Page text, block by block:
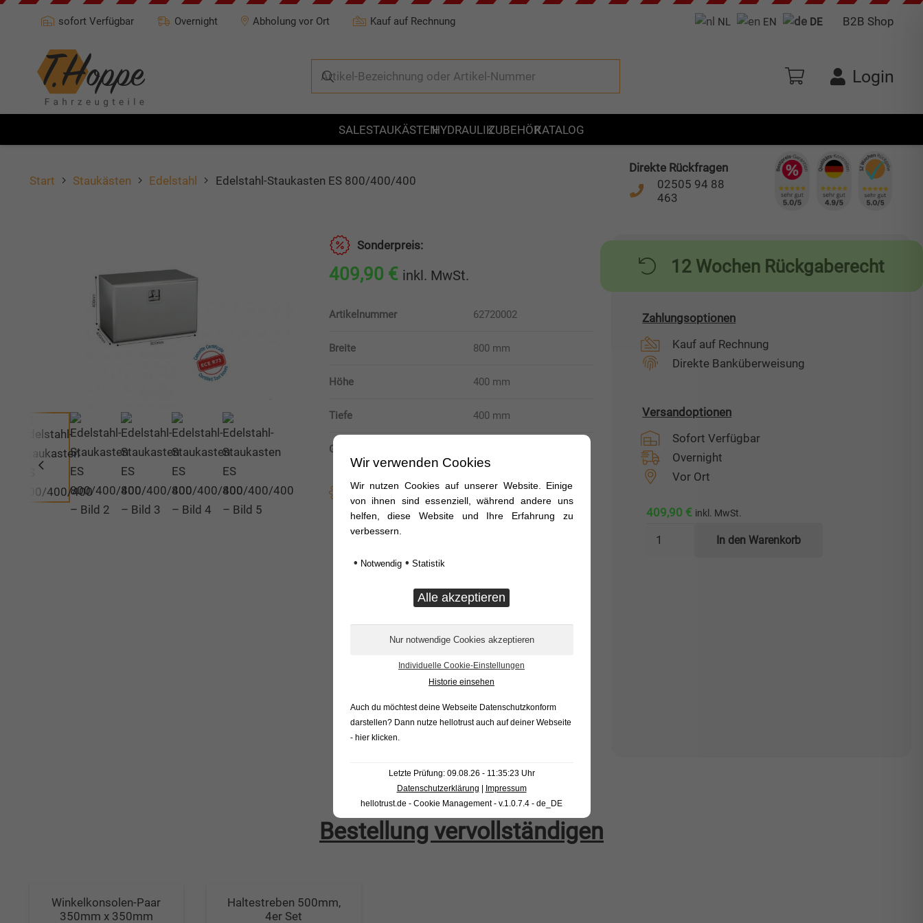
sofort Verfügbar Overnight Abholung vor Ort Kauf auf Rechnung NL EN DE B2B Shop
Login
SALESTAUKÄSTENHYDRAULIKZUBEHÖRKATALOG
Start Staukästen Edelstahl Edelstahl-Staukasten ES 800/400/400
Direkte Rückfragen
02505 94 88
463
Sonderpreis:
409,90 € inkl. MwSt.
Artikelnummer 62720002
Breite 800 mm
Höhe 400 mm
Tiefe 400 mm
Gewicht
Produktmerkmale:
Edelstahl-Staukasten -Sonderformat –
Materialstärke Kastenkörper und Deckel
umlaufende Gummidichtung
Inkl. Gasdruckdämpfer
12 Wochen Rückgaberecht
Zahlungsoptionen
Kauf auf Rechnung
Direkte Banküberweisung
Versandoptionen
Sofort Verfügbar
Overnight
Vor Ort
409,90 € inkl. MwSt.
Edelstahl-
In den Warenkorb
Bestellung vervollständigen
Winkelkonsolen-Paar
350mm x 350mm
Haltestreben 500mm,
4er Set
Wir verwenden Cookies
Wir nutzen Cookies auf unserer Website. Einige
von ihnen sind essenziell, während andere uns
helfen, diese Website und Ihre Erfahrung zu
verbessern.
• Notwendig • Statistik
Individuelle Cookie-Einstellungen
Historie einsehen
Auch du möchtest deine Webseite Datenschutzkonform
darstellen? Dann nutze hellotrust auch auf deiner Webseite
- hier klicken.
Letzte Prüfung: 09.08.26 - 11:35:23 Uhr
Datenschutzerklärung
Impressum
hellotrust.de - Cookie Management - v.1.0.7.4 - de_DE